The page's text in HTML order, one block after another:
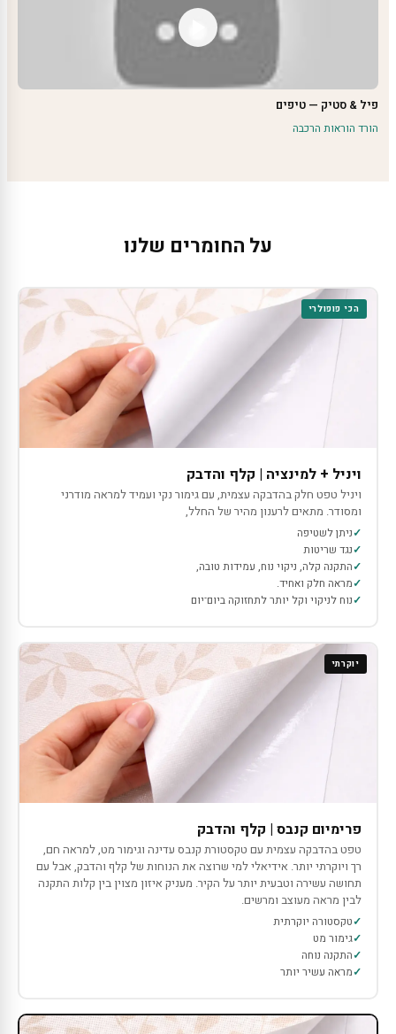
פיל & סטיק — טיפים
הורד הוראות הרכבה
על החומרים שלנו
הכי פופולרי
ויניל + למינציה | קלף והדבק
ויניל טפט חלק בהדבקה עצמית, עם גימור נקי ועמיד למראה מודרני
ומסודר. מתאים לרענון מהיר של החלל,
ניתן לשטיפה
נגד שריטות
התקנה קלה, ניקוי נוח, עמידות טובה,
מראה חלק ואחיד.
נוח לניקוי וקל יותר לתחזוקה ביום־יום
יוקרתי
פרימיום קנבס | קלף והדבק
טפט בהדבקה עצמית עם טקסטורת קנבס עדינה וגימור מט, למראה חם,
רך ויוקרתי יותר. אידיאלי למי שרוצה את הנוחות של קלף והדבק, אבל עם
תחושה עשירה וטבעית יותר על הקיר. מעניק איזון מצוין בין קלות התקנה
לבין מראה מעוצב ומרשים.
טקסטורה יוקרתית
גימור מט
התקנה נוחה
מראה עשיר יותר